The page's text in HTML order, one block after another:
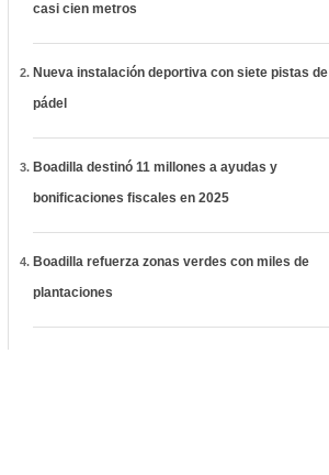
casi cien metros
Nueva instalación deportiva con siete pistas de
pádel
Boadilla destinó 11 millones a ayudas y
bonificaciones fiscales en 2025
Boadilla refuerza zonas verdes con miles de
plantaciones